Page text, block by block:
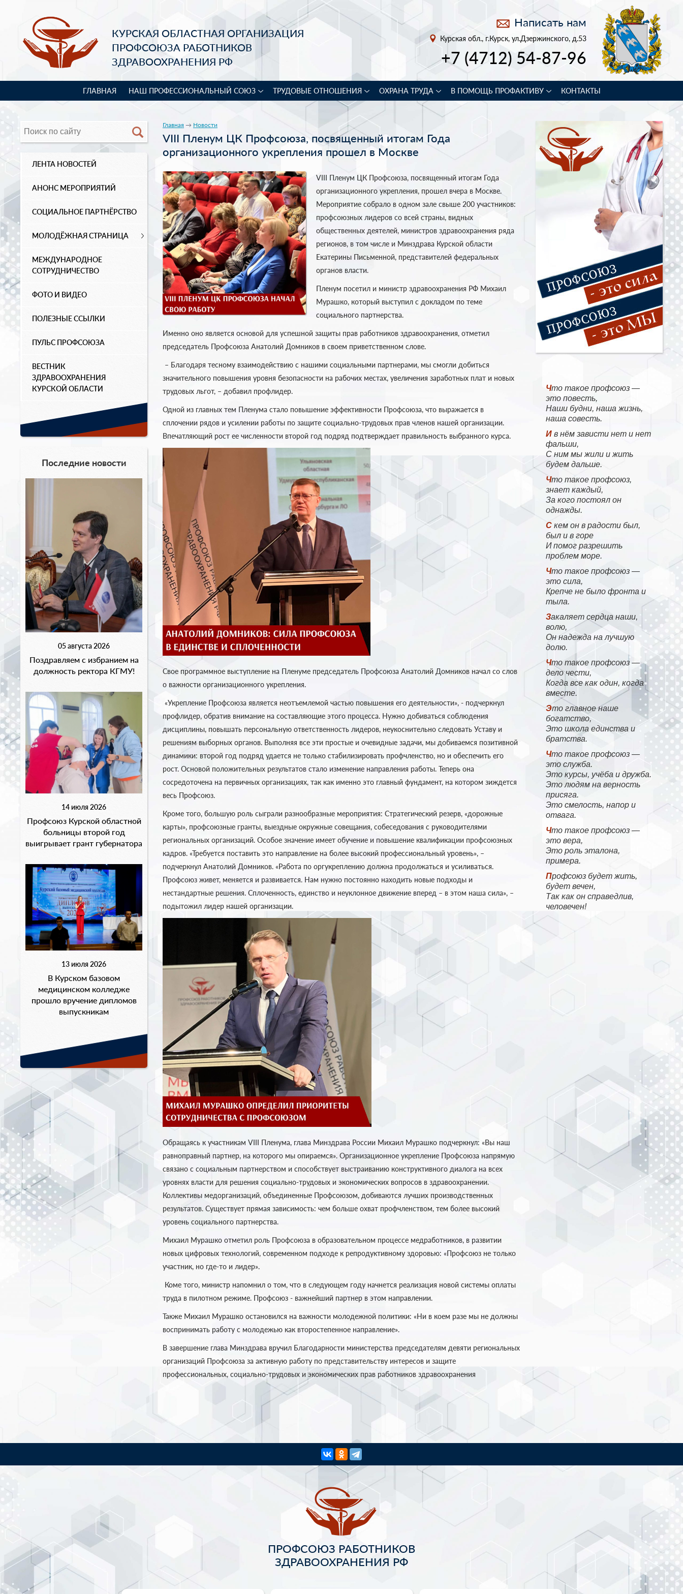
КУРСКАЯ ОБЛАСТНАЯ ОРГАНИЗАЦИЯ
ПРОФСОЮЗА РАБОТНИКОВ
ЗДРАВООХРАНЕНИЯ РФ
Написать нам
Курская обл., г.Курск, ул.Дзержинского, д.53
+7 (4712) 54-87-96
ГЛАВНАЯ НАШ ПРОФЕССИОНАЛЬНЫЙ СОЮЗ ТРУДОВЫЕ ОТНОШЕНИЯ ОХРАНА ТРУДА В ПОМОЩЬ ПРОФАКТИВУ КОНТАКТЫ
ЛЕНТА НОВОСТЕЙ
АНОНС МЕРОПРИЯТИЙ
СОЦИАЛЬНОЕ ПАРТНЁРСТВО
МОЛОДЁЖНАЯ СТРАНИЦА
МЕЖДУНАРОДНОЕ
СОТРУДНИЧЕСТВО
ФОТО И ВИДЕО
ПОЛЕЗНЫЕ ССЫЛКИ
ПУЛЬС ПРОФСОЮЗА
ВЕСТНИК
ЗДРАВООХРАНЕНИЯ
КУРСКОЙ ОБЛАСТИ
Последние новости
05 августа 2026
Поздравляем с избранием на
должность ректора КГМУ!
14 июля 2026
Профсоюз Курской областной
больницы второй год
выигрывает грант губернатора
13 июля 2026
В Курском базовом
медицинском колледже
прошло вручение дипломов
выпускникам
Что такое профсоюз —
это повесть,
Наши будни, наша жизнь,
наша совесть.
И в нём зависти нет и нет
фальши,
С ним мы жили и жить
будем дальше.
Что такое профсоюз,
знает каждый,
За кого постоял он
однажды.
С кем он в радости был,
был и в горе
И помог разрешить
проблем море.
Что такое профсоюз —
это сила,
Крепче не было фронта и
тыла.
Закаляет сердца наши,
волю,
Он надежда на лучшую
долю.
Что такое профсоюз —
дело чести,
Когда все как один, когда
вместе.
Это главное наше
богатство,
Это школа единства и
братства.
Что такое профсоюз —
это служба.
Это курсы, учёба и дружба.
Это людям на верность
присяга.
Это смелость, напор и
отвага.
Что такое профсоюз —
это вера,
Это роль эталона,
примера.
Профсоюз будет жить,
будет вечен,
Так как он справедлив,
человечен!
Главная → Новости
VIII Пленум ЦК Профсоюза, посвященный итогам Года
организационного укрепления прошел в Москве
VIII Пленум ЦК Профсоюза, посвященный итогам Года
организационного укрепления, прошел вчера в Москве.
Мероприятие собрало в одном зале свыше 200 участников:
профсоюзных лидеров со всей страны, видных
общественных деятелей, министров здравоохранения ряда
регионов, в том числе и Минздрава Курской области
Екатерины Письменной, представителей федеральных
органов власти.
Пленум посетил и министр здравоохранения РФ Михаил
Мурашко, который выступил с докладом по теме
социального партнерства.
Именно оно является основой для успешной защиты прав работников здравоохранения, отметил
председатель Профсоюза Анатолий Домников в своем приветственном слове.
– Благодаря тесному взаимодействию с нашими социальными партнерами, мы смогли добиться
значительного повышения уровня безопасности на рабочих местах, увеличения заработных плат и новых
трудовых льгот, – добавил профлидер.
Одной из главных тем Пленума стало повышение эффективности Профсоюза, что выражается в
сплочении рядов и усилении работы по защите социально-трудовых прав членов нашей организации.
Впечатляющий рост ее численности второй год подряд подтверждает правильность выбранного курса.
Свое программное выступление на Пленуме председатель Профсоюза Анатолий Домников начал со слов
о важности организационного укрепления.
«Укрепление Профсоюза является неотъемлемой частью повышения его деятельности», - подчеркнул
профлидер, обратив внимание на составляющие этого процесса. Нужно добиваться соблюдения
дисциплины, повышать персональную ответственность лидеров, неукоснительно следовать Уставу и
решениям выборных органов. Выполняя все эти простые и очевидные задачи, мы добиваемся позитивной
динамики: второй год подряд удается не только стабилизировать профчленство, но и обеспечить его
рост. Основой положительных результатов стало изменение направления работы. Теперь она
сосредоточена на первичных организациях, так как именно это главный фундамент, на котором зиждется
весь Профсоюз.
Кроме того, большую роль сыграли разнообразные мероприятия: Стратегический резерв, «дорожные
карты», профсоюзные гранты, выездные окружные совещания, собеседования с руководителями
региональных организаций. Особое значение имеет обучение и повышение квалификации профсоюзных
кадров. «Требуется поставить это направление на более высокий профессиональный уровень», –
подчеркнул Анатолий Домников. «Работа по оргукреплению должна продолжаться и усиливаться.
Профсоюз живет, меняется и развивается. Нам нужно постоянно находить новые подходы и
нестандартные решения. Сплоченность, единство и неуклонное движение вперед – в этом наша сила», –
подытожил лидер нашей организации.
Обращаясь к участникам VIII Пленума, глава Минздрава России Михаил Мурашко подчеркнул: «Вы наш
равноправный партнер, на которого мы опираемся». Организационное укрепление Профсоюза напрямую
связано с социальным партнерством и способствует выстраиванию конструктивного диалога на всех
уровнях власти для решения социально-трудовых и экономических вопросов в здравоохранении.
Коллективы медорганизаций, объединенные Профсоюзом, добиваются лучших производственных
результатов. Существует прямая зависимость: чем больше охват профчленством, тем более высокий
уровень социального партнерства.
Михаил Мурашко отметил роль Профсоюза в образовательном процессе медработников, в развитии
новых цифровых технологий, современном подходе к репродуктивному здоровью: «Профсоюз не только
участник, но где-то и лидер».
Коме того, министр напомнил о том, что в следующем году начнется реализация новой системы оплаты
труда в пилотном режиме. Профсоюз - важнейший партнер в этом направлении.
Также Михаил Мурашко остановился на важности молодежной политики: «Ни в коем разе мы не должны
воспринимать работу с молодежью как второстепенное направление».
В завершение глава Минздрава вручил Благодарности министерства председателям девяти региональных
организаций Профсоюза за активную работу по представительству интересов и защите
профессиональных, социально-трудовых и экономических прав работников здравоохранения
ПРОФСОЮЗ РАБОТНИКОВ
ЗДРАВООХРАНЕНИЯ РФ